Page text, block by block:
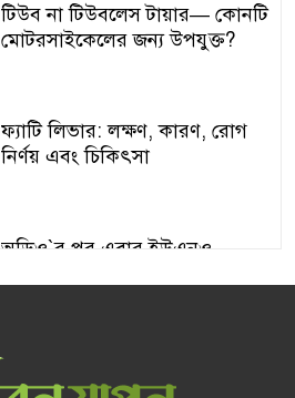
টিউব না টিউবলেস টায়ার— কোনটি
মোটরসাইকেলের জন্য উপযুক্ত?
ফ্যাটি লিভার: লক্ষণ, কারণ, রোগ
নির্ণয় এবং চিকিৎসা
অডিও‍‍`র পর এবার ইউএনও
আঙুর চাষের স্বপ্ন শুরু ৩০ টাকায়,
এখন আয় লাখ টাকা